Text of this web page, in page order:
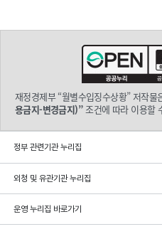
재정경제부 “월별수입징수상황” 저작물
용금지-변경금지)”조건에 따라 이용할
정부 관련기관 누리집
외청 및 유관기관 누리집
운영 누리집 바로가기